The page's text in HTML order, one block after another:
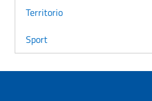
Territorio
Sport